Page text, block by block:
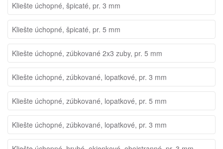
Kliešte úchopné, špicaté, pr. 3 mm
Kliešte úchopné, špicaté, pr. 5 mm
Kliešte úchopné, zúbkované 2x3 zuby, pr. 5 mm
Kliešte úchopné, zúbkované, lopatkové, pr. 3 mm
Kliešte úchopné, zúbkované, lopatkové, pr. 5 mm
Kliešte úchopné, zúbkované, lopatkové, pr. 3 mm